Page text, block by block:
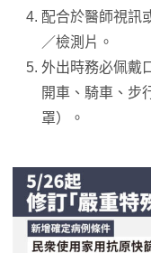
配合於醫師視訊
／檢測片。
外出時務必佩戴
開車、騎車、步
罩）。